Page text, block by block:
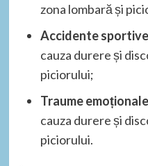
zona lombară și
Accidente sportive
cauza durere și
piciorului;
Traume emoționale
cauza durere și
piciorului.